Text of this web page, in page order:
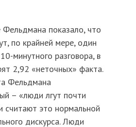
Фельдмана показало, что
по крайней мере, один
минутного разговора, в
2,92 «неточных» факта.
Фельдмана
– «люди лгут почти
считают это нормальной
дискурса. Люди